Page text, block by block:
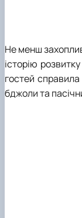
Не менш
історію
гостей
бджоли та